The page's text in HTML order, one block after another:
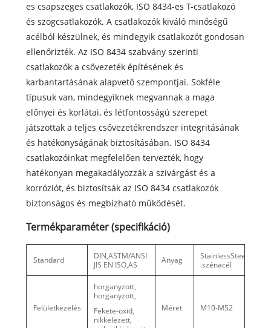
es csapszeges csatlakozók, ISO 8434-es T-csatlakozó
és szögcsatlakozók. A csatlakozók kiváló minőségű
acélból készülnek, és mindegyik csatlakozót gondosan
ellenőrizték. Az ISO 8434 szabvány szerinti
csatlakozók a csővezeték építésének és
karbantartásának alapvető szempontjai. Sokféle
típusuk van, mindegyiknek megvannak a maga
előnyei és korlátai, és létfontosságú szerepet
játszottak a teljes csővezetékrendszer integritásának
és hatékonyságának biztosításában. ISO 8434
csatlakozóinkat megfelelően tervezték, hogy
hatékonyan megakadályozzák a szivárgást és a
korróziót, és biztosítsák az ISO 8434 csatlakozók
biztonságos és megbízható működését.
Termékparaméter (specifikáció)
Standard
DIN,ASTM/ANSI
JIS EN ISO,AS
Anyag
StainlessSteel
.szénacél
Felületkezelés
horganyzott,
horganyzott,
Fekete-oxid,
nikkelezett,
Méret M10-M52